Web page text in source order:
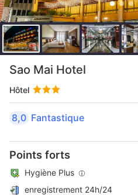
Sao Mai Hotel
Hôtel
8,0 Fantastique
Points forts
Hygiène Plus
enregistrement 24h/24